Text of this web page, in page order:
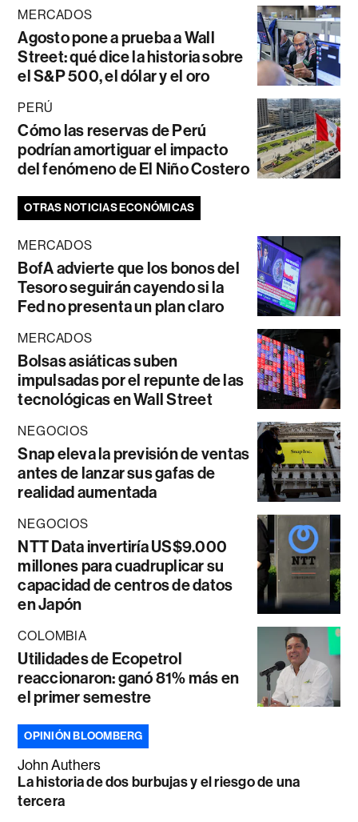
MERCADOS
Agosto pone a prueba a Wall
Street: qué dice la historia sobre
el S&P 500, el dólar y el oro
PERÚ
Cómo las reservas de Perú
podrían amortiguar el impacto
del fenómeno de El Niño Costero
OTRAS NOTICIAS ECONÓMICAS
MERCADOS
BofA advierte que los bonos del
Tesoro seguirán cayendo si la
Fed no presenta un plan claro
MERCADOS
Bolsas asiáticas suben
impulsadas por el repunte de las
tecnológicas en Wall Street
NEGOCIOS
Snap eleva la previsión de ventas
antes de lanzar sus gafas de
realidad aumentada
NEGOCIOS
NTT Data invertiría US$9.000
millones para cuadruplicar su
capacidad de centros de datos
en Japón
COLOMBIA
Utilidades de Ecopetrol
reaccionaron: ganó 81% más en
el primer semestre
OPINIÓN BLOOMBERG
John Authers
La historia de dos burbujas y el riesgo de una
tercera